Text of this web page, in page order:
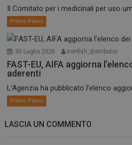
Il Comitato per i medicinali per uso
Primo Piano
30 Luglio 2026 ironfish_distributor
FAST-EU, AIFA aggiorna
aderenti
L’Agenzia ha pubblicato l’elenco
Primo Piano
LASCIA UN COMMENTO